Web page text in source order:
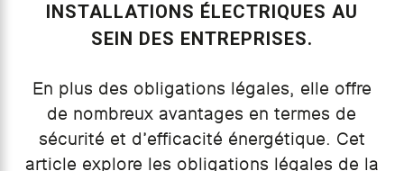
INSTALLATIONS ÉLECTRIQUES AU
SEIN DES ENTREPRISES.
En plus des obligations légales, elle offre
de nombreux avantages en termes de
sécurité et d’efficacité énergétique. Cet
article explore les obligations légales de la